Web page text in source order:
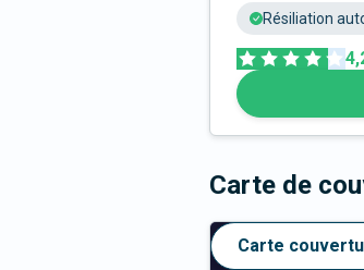
Résiliation
Carte de
Carte